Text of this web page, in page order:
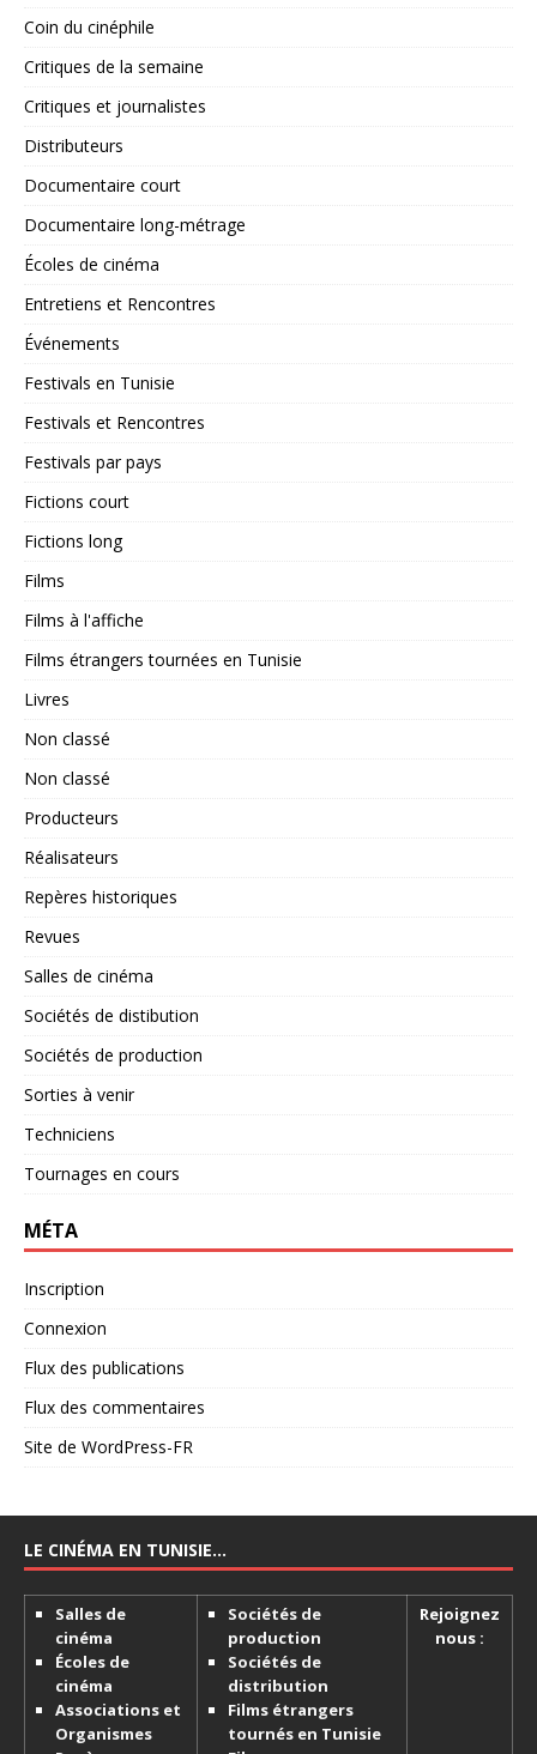
Coin du cinéphile
Critiques de la semaine
Critiques et journalistes
Distributeurs
Documentaire court
Documentaire long-métrage
Écoles de cinéma
Entretiens et Rencontres
Événements
Festivals en Tunisie
Festivals et Rencontres
Festivals par pays
Fictions court
Fictions long
Films
Films à l'affiche
Films étrangers tournées en Tunisie
Livres
Non classé
Non classé
Producteurs
Réalisateurs
Repères historiques
Revues
Salles de cinéma
Sociétés de distibution
Sociétés de production
Sorties à venir
Techniciens
Tournages en cours
MÉTA
Inscription
Connexion
Flux des publications
Flux des commentaires
Site de WordPress-FR
LE CINÉMA EN TUNISIE…
Salles de
cinéma
Écoles de
cinéma
Associations et
Organismes
Sociétés de
production
Sociétés de
distribution
Films étrangers
tournés en Tunisie
Rejoignez
nous :